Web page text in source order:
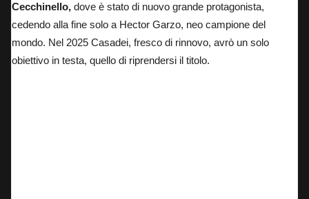
Cecchinello, dove è stato di nuovo grande protagonista,
cedendo alla fine solo a Hector Garzo, neo campione del
mondo. Nel 2025 Casadei, fresco di rinnovo, avrò un solo
obiettivo in testa, quello di riprendersi il titolo.